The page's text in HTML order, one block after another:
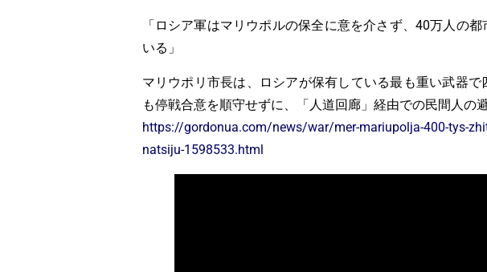
「ロシア軍はマリウポルの保全に意を介さず、40万人の
いる」
マリウポリ市長は、ロシアが保有している最も重い武器
も停戦合意を順守せずに、「人道回廊」経由での民間人の
https://gordonua.com/news/war/mer-mariupolja-400-tys-
natsiju-1598533.html